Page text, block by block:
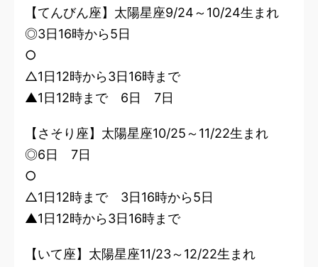
【てんびん座】太陽星座9/24～10/24生まれ
◎3日16時から5日
○
△1日12時から3日16時まで
▲1日12時まで 6日 7日
【さそり座】太陽星座10/25～11/22生まれ
◎6日 7日
○
△1日12時まで 3日16時から5日
▲1日12時から3日16時まで
【いて座】太陽星座11/23～12/22生まれ